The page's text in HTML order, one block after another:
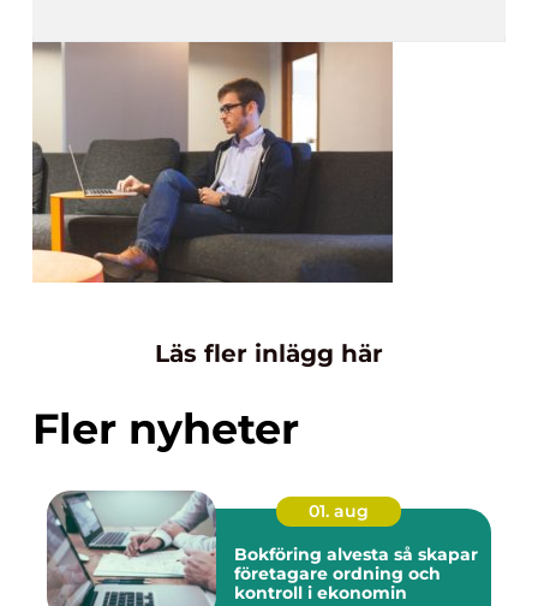
Läs fler inlägg här
Fler nyheter
01. aug
Bokföring alvesta så skapar
företagare ordning och
kontroll i ekonomin